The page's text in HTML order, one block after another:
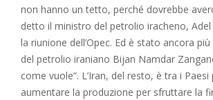
non hanno un tetto, perché dovrebbe
detto il ministro del petrolio iracheno,
la riunione dell’Opec. Ed è stato ancora
del petrolio iraniano Bijan Namdar
come vuole”. L’Iran, del resto, è tra i
aumentare la produzione per sfruttare la